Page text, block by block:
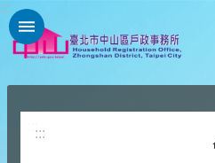
跳到主要內容區塊
:::
:::